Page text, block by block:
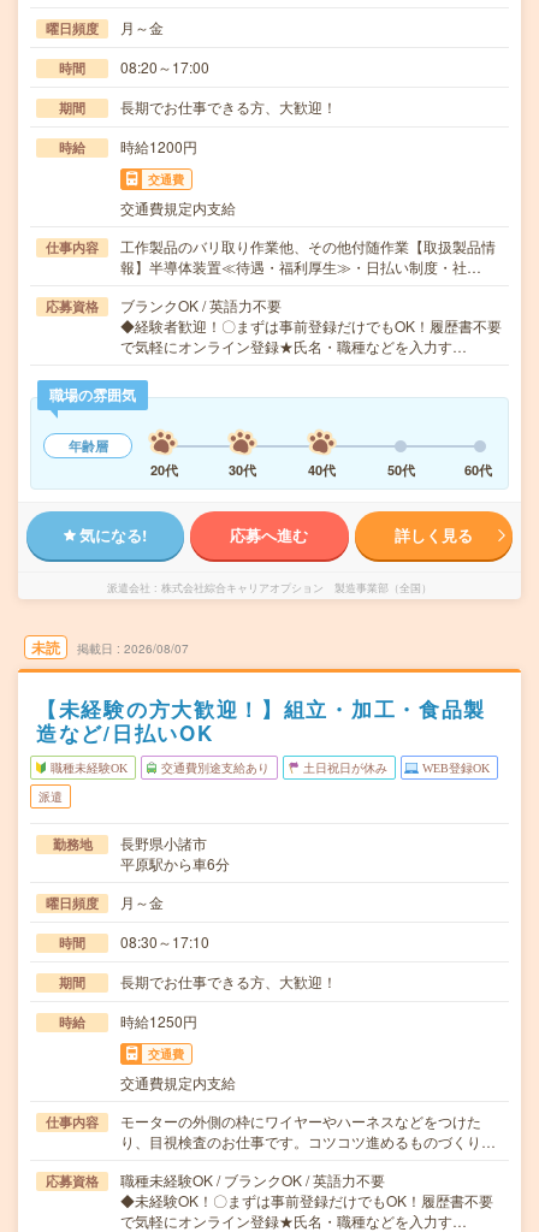
曜日頻度 月～金
時間 08:20～17:00
期間 長期でお仕事できる方、大歓迎！
時給 時給1200円
交通費
交通費規定内支給
仕事内容
工作製品のバリ取り作業他、その他付随作業【取扱製品情
報】半導体装置≪待遇・福利厚生≫・日払い制度・社…
応募資格
ブランクOK / 英語力不要
◆経験者歓迎！〇まずは事前登録だけでもOK！履歴書不要
で気軽にオンライン登録★氏名・職種などを入力す…
職場の雰囲気
年齢層
20代
30代 40代 50代 60代
気になる! 応募へ進む 詳しく見る
派遣会社 株式会社綜合キャリアオプション 製造事業部（全国）
未読 掲載日 2026/08/07
【未経験の方大歓迎！】組立・加工・食品製
造など/日払いOK
職種未経験OK 交通費別途支給あり 土日祝日が休み WEB登録OK
派遣
勤務地
長野県小諸市
平原駅から車6分
曜日頻度 月～金
時間 08:30～17:10
期間 長期でお仕事できる方、大歓迎！
時給 時給1250円
交通費
交通費規定内支給
仕事内容
モーターの外側の枠にワイヤーやハーネスなどをつけた
り、目視検査のお仕事です。コツコツ進めるものづくり…
応募資格
職種未経験OK / ブランクOK / 英語力不要
◆未経験OK！〇まずは事前登録だけでもOK！履歴書不要
で気軽にオンライン登録★氏名・職種などを入力す…